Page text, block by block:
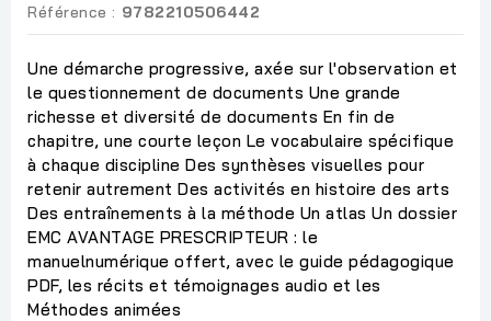
Référence : 9782210506442
Une démarche progressive, axée sur l'observation et
le questionnement de documents Une grande
richesse et diversité de documents En fin de
chapitre, une courte leçon Le vocabulaire spécifique
à chaque discipline Des synthèses visuelles pour
retenir autrement Des activités en histoire des arts
Des entraînements à la méthode Un atlas Un dossier
EMC AVANTAGE PRESCRIPTEUR : le
manuelnumérique offert, avec le guide pédagogique
PDF, les récits et témoignages audio et les
Méthodes animées